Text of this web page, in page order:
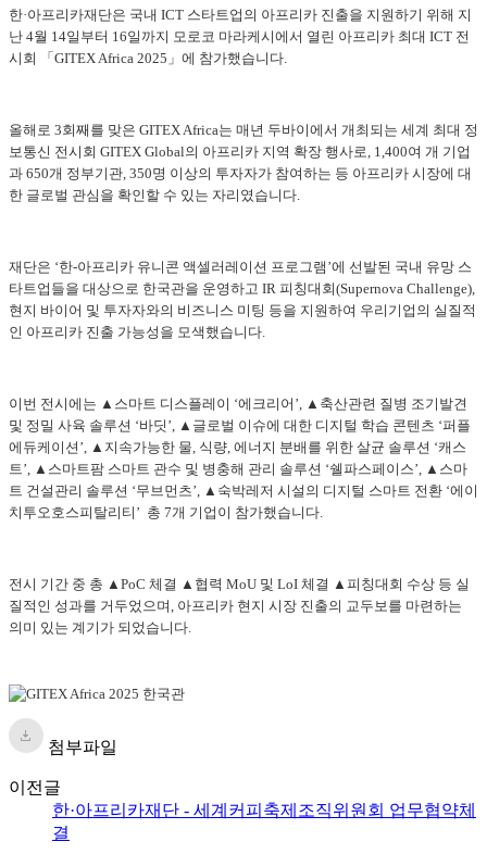
한·아프리카재단은 국내 ICT 스타트업의 아프리카 진출을 지원하기 위해 지
난 4월 14일부터 16일까지 모로코 마라케시에서 열린 아프리카 최대 ICT 전
시회 「GITEX Africa 2025」에 참가했습니다.
올해로 3회째를 맞은 GITEX Africa는 매년 두바이에서 개최되는 세계 최대 정
보통신 전시회 GITEX Global의 아프리카 지역 확장 행사로, 1,400여 개 기업
과 650개 정부기관, 350명 이상의 투자자가 참여하는 등 아프리카 시장에 대
한 글로벌 관심을 확인할 수 있는 자리였습니다.
재단은 ‘한-아프리카 유니콘 액셀러레이션 프로그램’에 선발된 국내 유망 스
타트업들을 대상으로 한국관을 운영하고 IR 피칭대회(Supernova Challenge),
현지 바이어 및 투자자와의 비즈니스 미팅 등을 지원하여 우리기업의 실질적
인 아프리카 진출 가능성을 모색했습니다.
이번 전시에는 ▲스마트 디스플레이 ‘에크리어’, ▲축산관련 질병 조기발견
및 정밀 사육 솔루션 ‘바딧’, ▲글로벌 이슈에 대한 디지털 학습 콘텐츠 ‘퍼플
에듀케이션’, ▲지속가능한 물, 식량, 에너지 분배를 위한 살균 솔루션 ‘캐스
트’, ▲스마트팜 스마트 관수 및 병충해 관리 솔루션 ‘쉘파스페이스’, ▲스마
트 건설관리 솔루션 ‘무브먼츠’, ▲숙박레저 시설의 디지털 스마트 전환 ‘에이
치투오호스피탈리티’ 총 7개 기업이 참가했습니다.
전시 기간 중 총 ▲PoC 체결 ▲협력 MoU 및 LoI 체결 ▲피칭대회 수상 등 실
질적인 성과를 거두었으며, 아프리카 현지 시장 진출의 교두보를 마련하는
의미 있는 계기가 되었습니다.
첨부파일
이전글
한·아프리카재단 - 세계커피축제조직위원회 업무협약체
결